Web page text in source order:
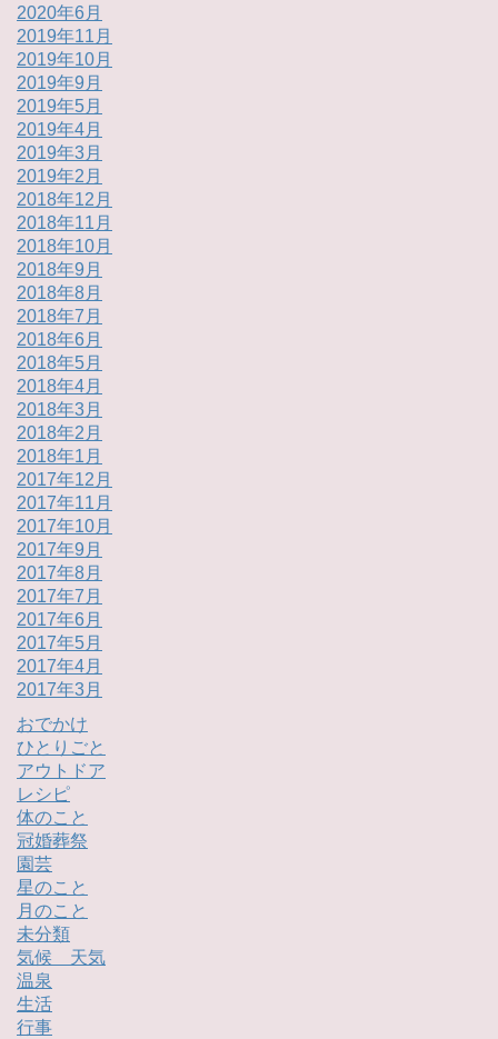
2020年6月
2019年11月
2019年10月
2019年9月
2019年5月
2019年4月
2019年3月
2019年2月
2018年12月
2018年11月
2018年10月
2018年9月
2018年8月
2018年7月
2018年6月
2018年5月
2018年4月
2018年3月
2018年2月
2018年1月
2017年12月
2017年11月
2017年10月
2017年9月
2017年8月
2017年7月
2017年6月
2017年5月
2017年4月
2017年3月
おでかけ
ひとりごと
アウトドア
レシピ
体のこと
冠婚葬祭
園芸
星のこと
月のこと
未分類
気候 天気
温泉
生活
行事